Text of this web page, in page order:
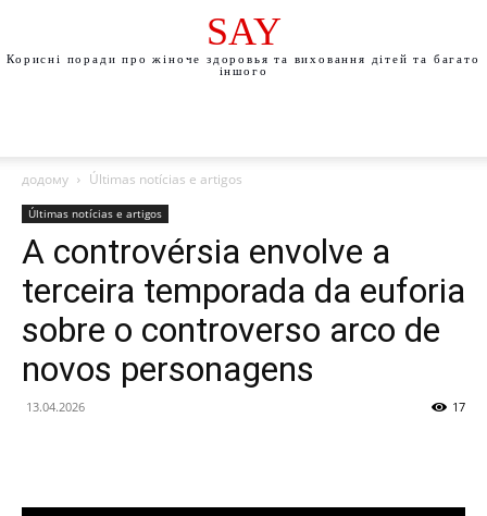
SAY
Корисні поради про жіноче здоровья та виховання дітей та багато
іншого
додому Últimas notícias e artigos
Últimas notícias e artigos
A controvérsia envolve a
terceira temporada da euforia
sobre o controverso arco de
novos personagens
13.04.2026 17